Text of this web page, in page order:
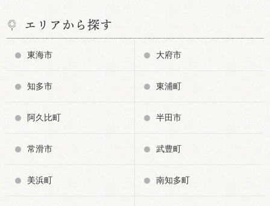
エリアから探す
東海市 大府市
知多市 東浦町
阿久比町 半田市
常滑市 武豊町
美浜町 南知多町